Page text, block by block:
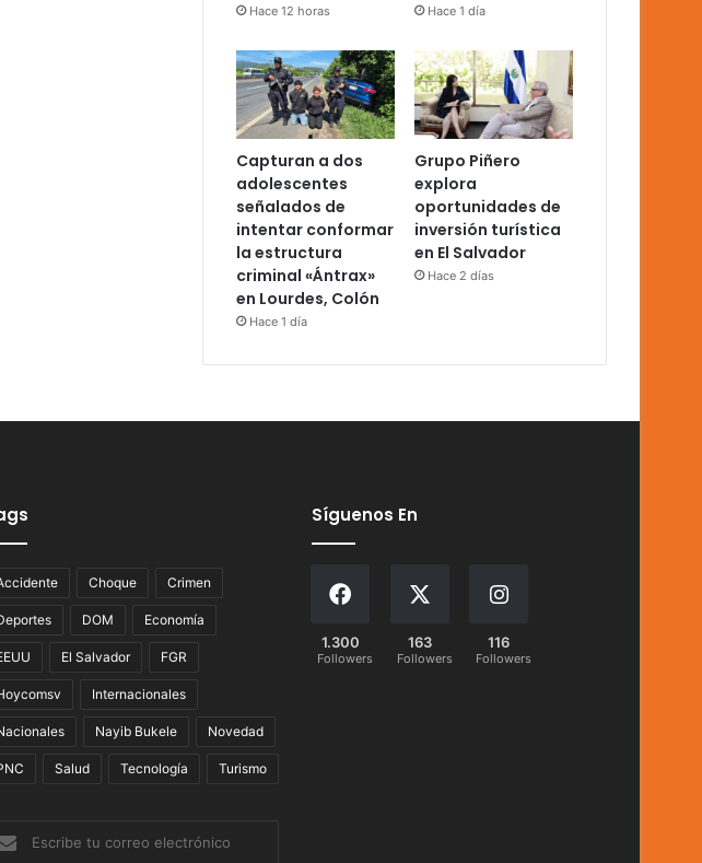
Hace 12 horas Hace 1 día
Capturan a dos
adolescentes
señalados de
intentar conformar
la estructura
criminal «Ántrax»
en Lourdes, Colón
Hace 1 día
Grupo Piñero
explora
oportunidades de
inversión turística
en El Salvador
Hace 2 días
Choque Crimen
DOM Economía
El Salvador FGR
Internacionales
Nayib Bukele Novedad
Salud Tecnología Turismo
Síguenos En
1.300
Followers
163
Followers
116
Followers